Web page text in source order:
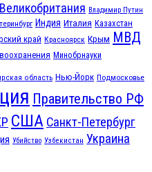
Великобритания Владимир Путин
Индия Италия Казахстан
край Красноярск Крым МВД
Минобрнауки
область Нью-Йорк Подмосковье
Правительство РФ
США Санкт-Петербург
Убийство Узбекистан Украина